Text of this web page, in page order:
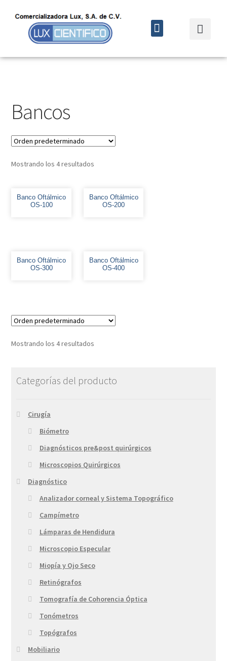
Bancos
Mostrando los 4 resultados
Banco Oftálmico
OS-100
Banco Oftálmico
OS-200
Banco Oftálmico
OS-300
Banco Oftálmico
OS-400
Mostrando los 4 resultados
Categorías del producto
Cirugía
Biómetro
Diagnósticos pre&post quirúrgicos
Microscopios Quirúrgicos
Diagnóstico
Analizador corneal y Sistema Topográfico
Campímetro
Lámparas de Hendidura
Microscopio Especular
Miopía y Ojo Seco
Retinógrafos
Tomografía de Cohorencia Óptica
Tonómetros
Topógrafos
Mobiliario